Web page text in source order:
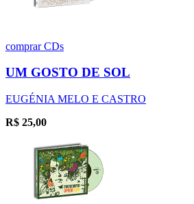
comprarCDs
UM GOSTO DE SOL
EUGÉNIA MELO E CASTRO
R$ 25,00